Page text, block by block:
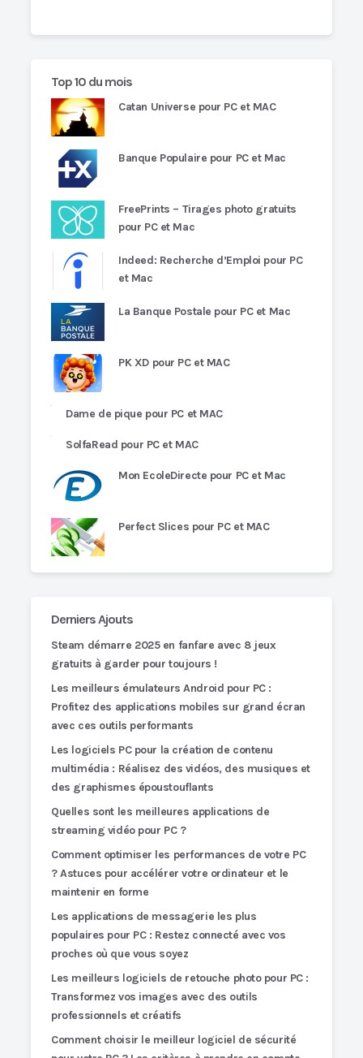
Top 10 du mois
Catan Universe pour PC et MAC
Banque Populaire pour PC et Mac
FreePrints – Tirages photo gratuits
pour PC et Mac
Indeed: Recherche d’Emploi pour PC
et Mac
La Banque Postale pour PC et Mac
PK XD pour PC et MAC
Dame de pique pour PC et MAC
SolfaRead pour PC et MAC
Mon EcoleDirecte pour PC et Mac
Perfect Slices pour PC et MAC
Derniers Ajouts
Steam démarre 2025 en fanfare avec 8 jeux
gratuits à garder pour toujours !
Les meilleurs émulateurs Android pour PC :
Profitez des applications mobiles sur grand écran
avec ces outils performants
Les logiciels PC pour la création de contenu
multimédia : Réalisez des vidéos, des musiques et
des graphismes époustouflants
Quelles sont les meilleures applications de
streaming vidéo pour PC ?
Comment optimiser les performances de votre PC
? Astuces pour accélérer votre ordinateur et le
maintenir en forme
Les applications de messagerie les plus
populaires pour PC : Restez connecté avec vos
proches où que vous soyez
Les meilleurs logiciels de retouche photo pour PC :
Transformez vos images avec des outils
professionnels et créatifs
Comment choisir le meilleur logiciel de sécurité